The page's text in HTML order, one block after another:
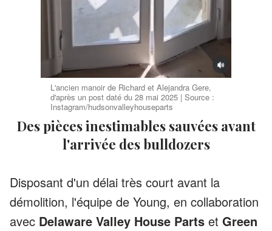
L'ancien manoir de Richard et Alejandra Gere,
d'après un post daté du 28 mai 2025 | Source :
Instagram/hudsonvalleyhouseparts
Des pièces inestimables sauvées avant
l'arrivée des bulldozers
Disposant d'un délai très court avant la
démolition, l'équipe de Young, en collaboration
avec Delaware Valley House Parts et Green